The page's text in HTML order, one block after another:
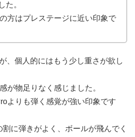
た。
の方はプレステージに近い印象で
、個人的にはもう少し重さが欲し
が物足りなく感じました。
よりも弾く感覚が強い印象です
に弾きがよく、ボールが飛んでく